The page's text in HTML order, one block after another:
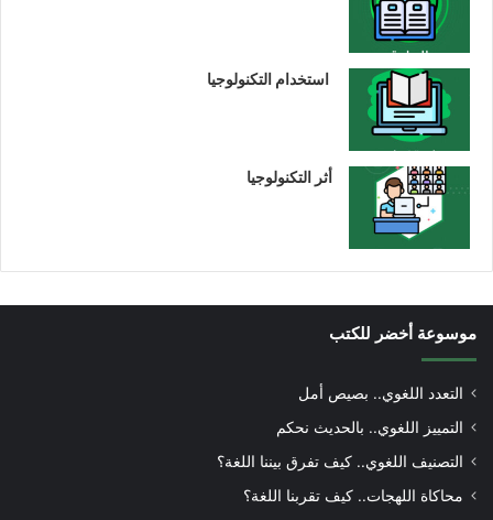
استخدام التكنولوجيا
أثر التكنولوجيا
موسوعة أخضر للكتب
التعدد اللغوي.. بصيص أمل
التمييز اللغوي.. بالحديث نحكم
التصنيف اللغوي.. كيف تفرق بيننا اللغة؟
محاكاة اللهجات.. كيف تقربنا اللغة؟